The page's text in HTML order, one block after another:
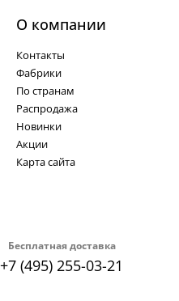
Бесплатная доставка
+7 (495) 255-03-21
О компании
Контакты
Фабрики
По странам
Распродажа
Новинки
Акции
Карта сайта